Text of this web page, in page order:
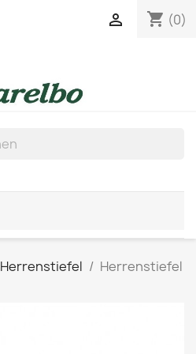
shopping_cart (0)

Herrenstiefel
Herrenstiefel